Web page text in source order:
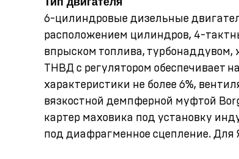
6-цилиндровые дизельные
расположением цилиндров, 4-
впрыском топлива,
ТНВД с регулятором обеспечивает
характеристики не более 6%,
вязкостной демпферной муфтой
картер маховика под установку
под диафрагменное сцепление. Для